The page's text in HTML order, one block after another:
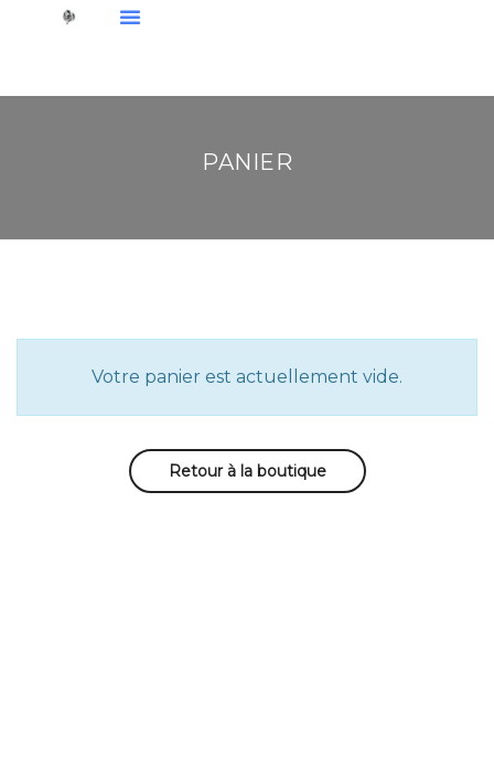
PANIER
Votre panier est actuellement vide.
Retour à la boutique